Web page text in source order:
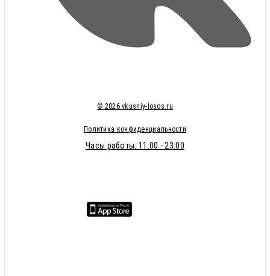
© 2026 vkusniy-losos.ru
Политика конфиденциальности
Часы работы: 11:00 - 23:00